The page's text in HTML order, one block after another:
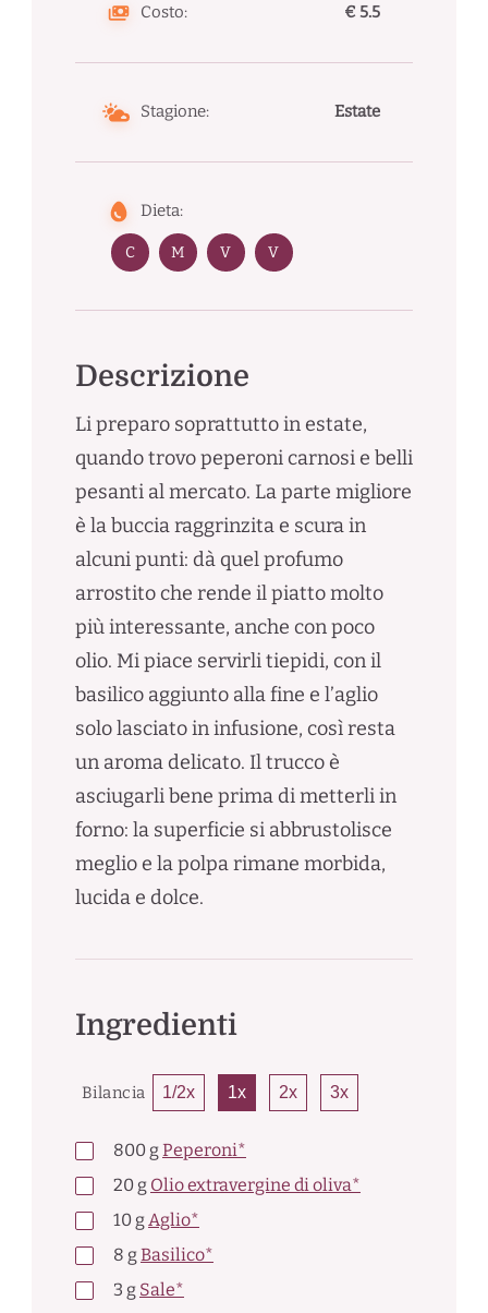
Costo: € 5.5
Stagione: Estate
Dieta:
C M V V
Descrizione
Li preparo soprattutto in estate,
quando trovo peperoni carnosi e belli
pesanti al mercato. La parte migliore
è la buccia raggrinzita e scura in
alcuni punti: dà quel profumo
arrostito che rende il piatto molto
più interessante, anche con poco
olio. Mi piace servirli tiepidi, con il
basilico aggiunto alla fine e l’aglio
solo lasciato in infusione, così resta
un aroma delicato. Il trucco è
asciugarli bene prima di metterli in
forno: la superficie si abbrustolisce
meglio e la polpa rimane morbida,
lucida e dolce.
Ingredienti
Bilancia 1/2x 1x 2x 3x
800 gPeperoni*
20 g Olio extravergine di oliva*
10 gAglio*
8 gBasilico*
3 g Sale*